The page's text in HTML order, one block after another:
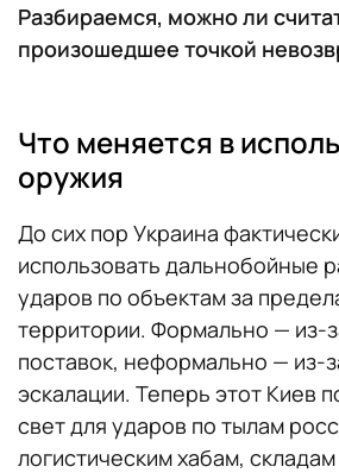
Разбираемся, можно ли
произошедшее точкой
Что меняется в
оружия
До сих пор Украина
использовать дальнобойные
ударов по объектам за
территории. Формально — из-
поставок, неформально — из-
эскалации. Теперь этот Киев
свет для ударов по тылам
логистическим хабам,